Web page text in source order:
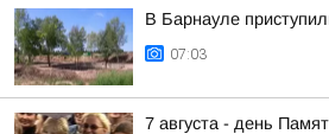
В Барнауле
07:03
7 августа - день